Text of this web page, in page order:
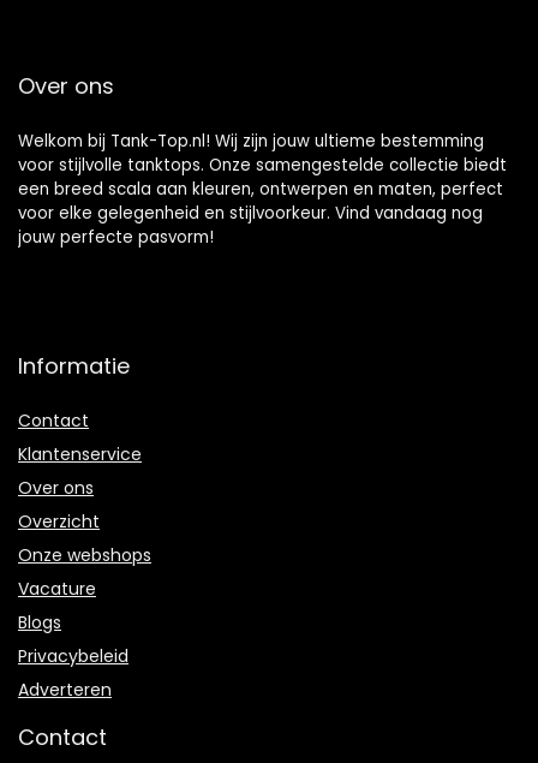
Over ons
Welkom bij Tank-Top.nl! Wij zijn jouw ultieme bestemming
voor stijlvolle tanktops. Onze samengestelde collectie biedt
een breed scala aan kleuren, ontwerpen en maten, perfect
voor elke gelegenheid en stijlvoorkeur. Vind vandaag nog
jouw perfecte pasvorm!
Informatie
Contact
Klantenservice
Over ons
Overzicht
Onze webshops
Vacature
Blogs
Privacybeleid
Adverteren
Contact